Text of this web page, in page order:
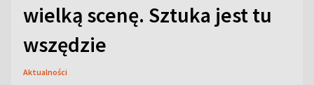
wielką scenę. Sztuka jest tu
wszędzie
Aktualności